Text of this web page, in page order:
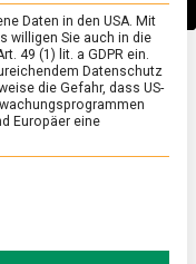
für die
Hüther
Daten in den USA. Mit
willigen Sie auch in die
49 (1) lit. a GDPR ein.
Datenschutz
die Gefahr, dass US-
Europäer eine
für die eine